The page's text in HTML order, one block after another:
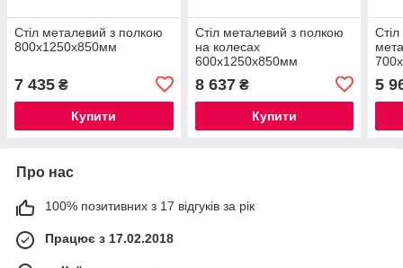
Стіл металевий з полкою
800х1250х850мм
7 435 ₴
Купити
Стіл металевий з полкою
на колесах
600х1250х850мм
8 637₴
Купити
5
Про нас
100% позитивних з 17 відгуків за рік
Працює з 17.02.2018